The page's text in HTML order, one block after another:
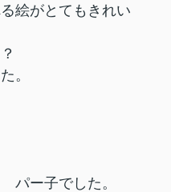
絵がとてもきれい
。
た。